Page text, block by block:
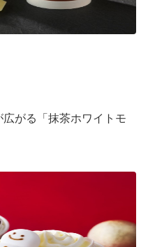
がる「抹茶ホワイトモ